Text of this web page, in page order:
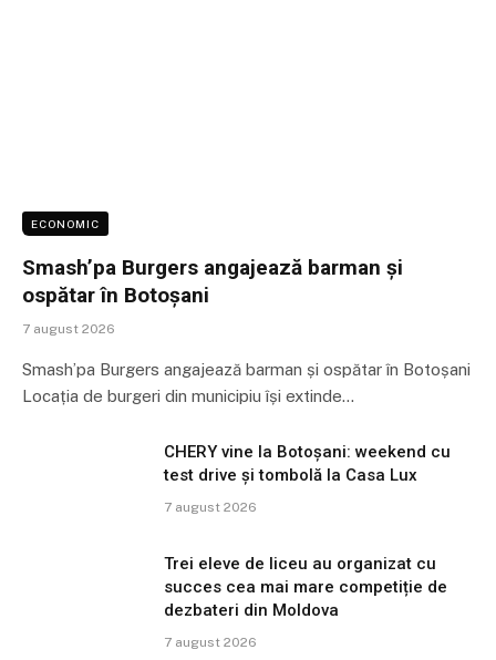
ECONOMIC
Smash’pa Burgers angajează barman și
ospătar în Botoșani
7 august 2026
Smash’pa Burgers angajează barman și ospătar în Botoșani
Locația de burgeri din municipiu își extinde…
CHERY vine la Botoșani: weekend cu
test drive și tombolă la Casa Lux
7 august 2026
Trei eleve de liceu au organizat cu
succes cea mai mare competiție de
dezbateri din Moldova
7 august 2026